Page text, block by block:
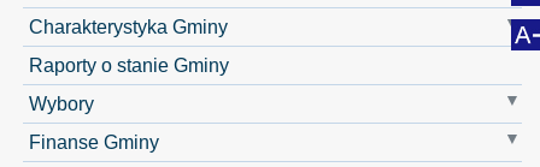
Charakterystyka Gminy
Raporty o stanie Gminy
Wybory
Finanse Gminy